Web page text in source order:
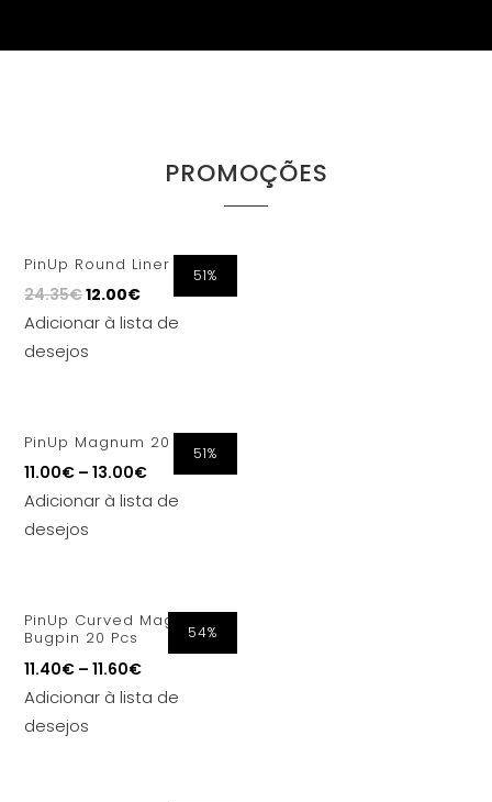
PROMOÇÕES
51%
PinUp Round Liner 20 Pcs
24.35€12.00€
Adicionar à lista de
desejos
51%
PinUp Magnum 20 Pcs
11.00€ –13.00€
Adicionar à lista de
desejos
54%
PinUp Curved Magnum
Bugpin 20 Pcs
11.40€ –11.60€
Adicionar à lista de
desejos